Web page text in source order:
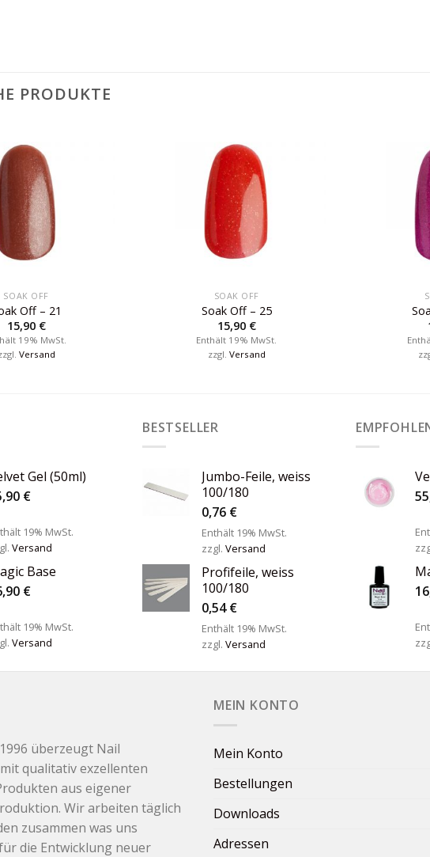
PRODUKTE
SOAK OFF
Off – 21
15,90 €
19% MwSt.
Versand
SOAK OFF
Soak Off – 25
15,90 €
Enthält 19% MwSt.
zzgl. Versand
Gel (50ml)
€
19% MwSt.
Versand
Base
€
19% MwSt.
Versand
BESTSELLER
Jumbo-Feile, weiss
100/180
0,76 €
Enthält 19% MwSt.
zzgl. Versand
Profifeile, weiss
100/180
0,54€
Enthält 19% MwSt.
zzgl. Versand
überzeugt Nail
qualitativ exzellenten
aus eigener
Wir arbeiten täglich
zusammen was uns
die Entwicklung neuer
MEIN KONTO
Mein Konto
Bestellungen
Downloads
Adressen